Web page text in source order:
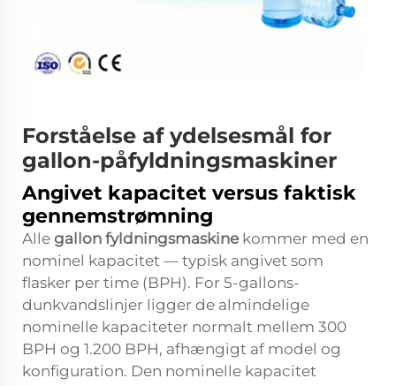
Forståelse af ydelsesmål for
gallon-påfyldningsmaskiner
Angivet kapacitet versus faktisk
gennemstrømning
Alle gallon fyldningsmaskine kommer med en
nominel kapacitet — typisk angivet som
flasker per time (BPH). For 5-gallons-
dunkvandslinjer ligger de almindelige
nominelle kapaciteter normalt mellem 300
BPH og 1.200 BPH, afhængigt af model og
konfiguration. Den nominelle kapacitet